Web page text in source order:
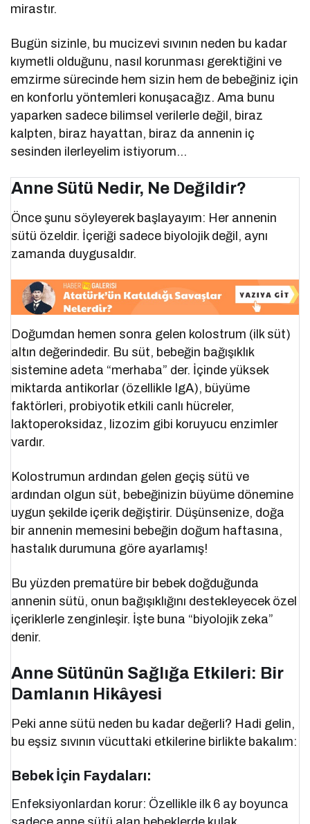
mirastır.
Bugün sizinle, bu mucizevi sıvının neden bu kadar
kıymetli olduğunu, nasıl korunması gerektiğini ve
emzirme sürecinde hem sizin hem de bebeğiniz için
en konforlu yöntemleri konuşacağız. Ama bunu
yaparken sadece bilimsel verilerle değil, biraz
kalpten, biraz hayattan, biraz da annenin iç
sesinden ilerleyelim istiyorum…
Anne Sütü Nedir, Ne Değildir?
Önce şunu söyleyerek başlayayım: Her annenin
sütü özeldir. İçeriği sadece biyolojik değil, aynı
zamanda duygusaldır.
Doğumdan hemen sonra gelen kolostrum (ilk süt)
altın değerindedir. Bu süt, bebeğin bağışıklık
sistemine adeta “merhaba” der. İçinde yüksek
miktarda antikorlar (özellikle IgA), büyüme
faktörleri, probiyotik etkili canlı hücreler,
laktoperoksidaz, lizozim gibi koruyucu enzimler
vardır.
Kolostrumun ardından gelen geçiş sütü ve
ardından olgun süt, bebeğinizin büyüme dönemine
uygun şekilde içerik değiştirir. Düşünsenize, doğa
bir annenin memesini bebeğin doğum haftasına,
hastalık durumuna göre ayarlamış!
Bu yüzden prematüre bir bebek doğduğunda
annenin sütü, onun bağışıklığını destekleyecek özel
içeriklerle zenginleşir. İşte buna “biyolojik zeka”
denir.
Anne Sütünün Sağlığa Etkileri: Bir
Damlanın Hikâyesi
Peki anne sütü neden bu kadar değerli? Hadi gelin,
bu eşsiz sıvının vücuttaki etkilerine birlikte bakalım:
Bebek İçin Faydaları:
Enfeksiyonlardan korur: Özellikle ilk 6 ay boyunca